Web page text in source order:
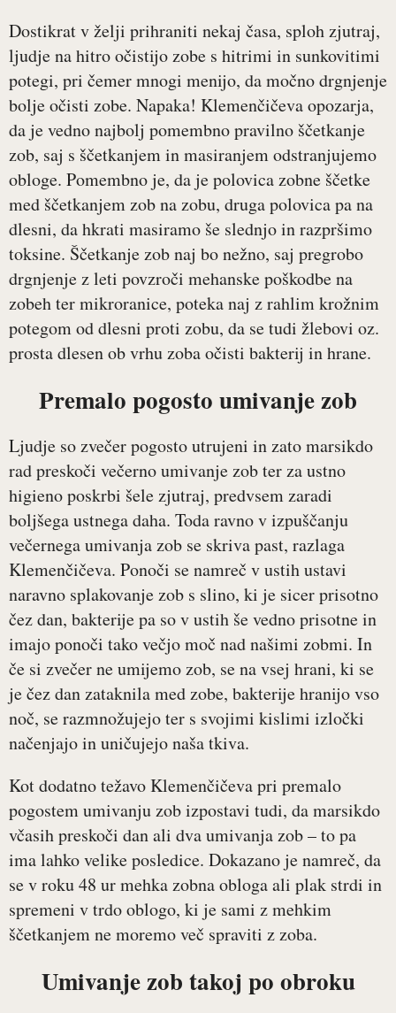
Dostikrat v želji prihraniti nekaj časa, sploh zjutraj,
ljudje na hitro očistijo zobe s hitrimi in sunkovitimi
potegi, pri čemer mnogi menijo, da močno drgnjenje
bolje očisti zobe. Napaka! Klemenčičeva opozarja,
da je vedno najbolj pomembno pravilno ščetkanje
zob, saj s ščetkanjem in masiranjem odstranjujemo
obloge. Pomembno je, da je polovica zobne ščetke
med ščetkanjem zob na zobu, druga polovica pa na
dlesni, da hkrati masiramo še slednjo in razpršimo
toksine. Ščetkanje zob naj bo nežno, saj pregrobo
drgnjenje z leti povzroči mehanske poškodbe na
zobeh ter mikroranice, poteka naj z rahlim krožnim
potegom od dlesni proti zobu, da se tudi žlebovi oz.
prosta dlesen ob vrhu zoba očisti bakterij in hrane.
Premalo pogosto umivanje zob
Ljudje so zvečer pogosto utrujeni in zato marsikdo
rad preskoči večerno umivanje zob ter za ustno
higieno poskrbi šele zjutraj, predvsem zaradi
boljšega ustnega daha. Toda ravno v izpuščanju
večernega umivanja zob se skriva past, razlaga
Klemenčičeva. Ponoči se namreč v ustih ustavi
naravno splakovanje zob s slino, ki je sicer prisotno
čez dan, bakterije pa so v ustih še vedno prisotne in
imajo ponoči tako večjo moč nad našimi zobmi. In
če si zvečer ne umijemo zob, se na vsej hrani, ki se
je čez dan zataknila med zobe, bakterije hranijo vso
noč, se razmnožujejo ter s svojimi kislimi izločki
načenjajo in uničujejo naša tkiva.
Kot dodatno težavo Klemenčičeva pri premalo
pogostem umivanju zob izpostavi tudi, da marsikdo
včasih preskoči dan ali dva umivanja zob – to pa
ima lahko velike posledice. Dokazano je namreč, da
se v roku 48 ur mehka zobna obloga ali plak strdi in
spremeni v trdo oblogo, ki je sami z mehkim
ščetkanjem ne moremo več spraviti z zoba.
Umivanje zob takoj po obroku